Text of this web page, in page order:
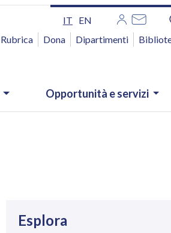
IT EN
Rubrica Dona Dipartimenti
Opportunità e servizi
Esplora